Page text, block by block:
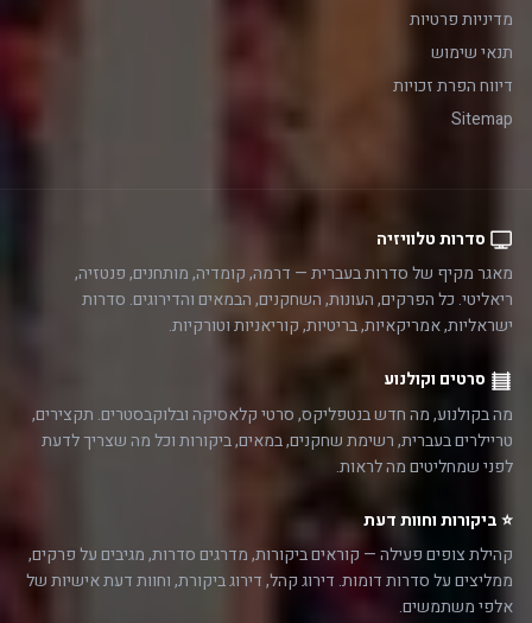
מדיניות פרטיות
תנאי שימוש
דיווח הפרת זכויות
Sitemap
סדרות טלוויזיה
מאגר מקיף של סדרות בעברית — דרמה, קומדיה, מותחנים, פנטזיה,
ריאליטי. כל הפרקים, העונות, השחקנים, הבמאים והדירוגים. סדרות
ישראליות, אמריקאיות, בריטיות, קוריאניות וטורקיות.
סרטים וקולנוע
מה בקולנוע, מה חדש בנטפליקס, סרטי קלאסיקה ובלוקבסטרים. תקצירים,
טריילרים בעברית, רשימת שחקנים, במאים, ביקורות וכל מה שצריך לדעת
לפני שמחליטים מה לראות.
⭐ ביקורות וחוות דעת
קהילת צופים פעילה — קוראים ביקורות, מדרגים סדרות, מגיבים על פרקים,
ממליצים על סדרות דומות. דירוג קהל, דירוג ביקורת, וחוות דעת אישיות של
אלפי משתמשים.